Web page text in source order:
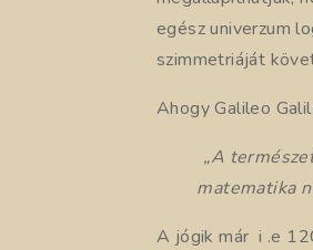
egész univerzum
szimmetriáját
Ahogy Galileo
„A
matematika
A jógik már i .e